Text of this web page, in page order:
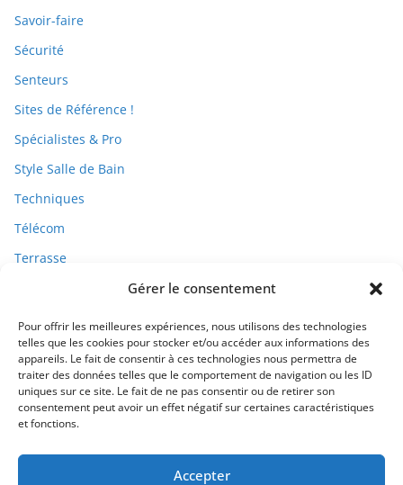
Gérer le consentement
Pour offrir les meilleures expériences, nous utilisons des technologies
telles que les cookies pour stocker et/ou accéder aux informations des
appareils. Le fait de consentir à ces technologies nous permettra de
traiter des données telles que le comportement de navigation ou les ID
uniques sur ce site. Le fait de ne pas consentir ou de retirer son
consentement peut avoir un effet négatif sur certaines caractéristiques
et fonctions.
Accepter
Savoir-faire
Sécurité
Senteurs
Sites de Référence !
Spécialistes & Pro
Style Salle de Bain
Techniques
Télécom
Terrasse